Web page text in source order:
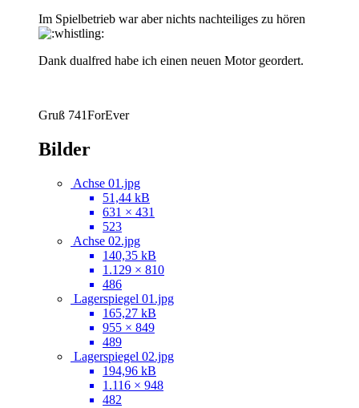
Im Spielbetrieb war aber nichts nachteiliges zu hören
Dank dualfred habe ich einen neuen Motor geordert.
Gruß 741ForEver
Bilder
Achse 01.jpg
51,44 kB
631 × 431
523
Achse 02.jpg
140,35 kB
1.129 × 810
486
Lagerspiegel 01.jpg
165,27 kB
955 × 849
489
Lagerspiegel 02.jpg
194,96 kB
1.116 × 948
482